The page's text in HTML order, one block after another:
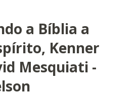
a Bíblia a
Kenner
Mesquiati -